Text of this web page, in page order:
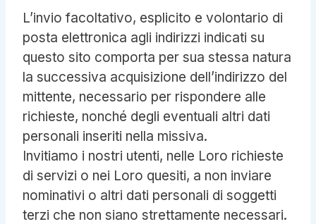
L’invio facoltativo, esplicito e volontario di
posta elettronica agli indirizzi indicati su
questo sito comporta per sua stessa natura
la successiva acquisizione dell’indirizzo del
mittente, necessario per rispondere alle
richieste, nonché degli eventuali altri dati
personali inseriti nella missiva.
Invitiamo i nostri utenti, nelle Loro richieste
di servizi o nei Loro quesiti, a non inviare
nominativi o altri dati personali di soggetti
terzi che non siano strettamente necessari.